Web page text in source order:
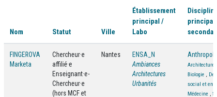
Nom Statut Ville
Établissement
principal /
Labo
FINGEROVA
Marketa
Chercheur·e
affilié·e
Enseignant·e-
Chercheur·e
(hors MCF et
Nantes
ENSA_N
Ambiances
Architectures
Urbanités
Architecture
Biologie ,
social et en
Médecine ,